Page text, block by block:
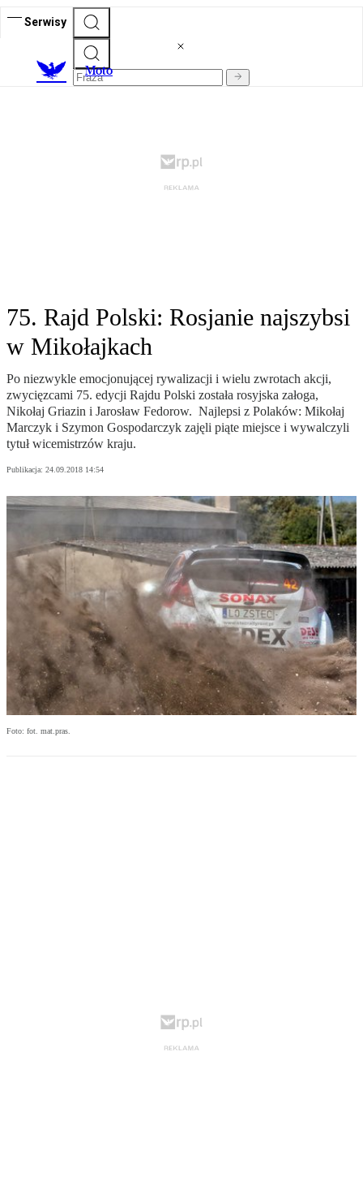
Serwisy
Moto
75. Rajd Polski: Rosjanie najszybsi
w Mikołajkach
Po niezwykle emocjonującej rywalizacji i wielu zwrotach akcji,
zwycięzcami 75. edycji Rajdu Polski została rosyjska załoga,
Nikołaj Griazin i Jarosław Fedorow. Najlepsi z Polaków: Mikołaj
Marczyk i Szymon Gospodarczyk zajęli piąte miejsce i wywalczyli
tytuł wicemistrzów kraju.
Publikacja: 24.09.2018 14:54
Foto: fot. mat.pras.